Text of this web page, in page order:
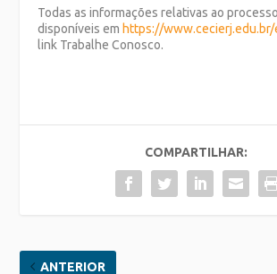
Todas as informações relativas ao
disponíveis em https://
link Trabalhe Conosco.
COMPARTILHAR:
ANTERIOR